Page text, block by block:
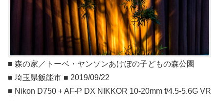
■ 森の家／トーベ・ヤンソンあけぼの子どもの森公園
■ 埼玉県飯能市 ■ 2019/09/22
■ Nikon D750 + AF-P DX NIKKOR 10-20mm f/4.5-5.6G VR